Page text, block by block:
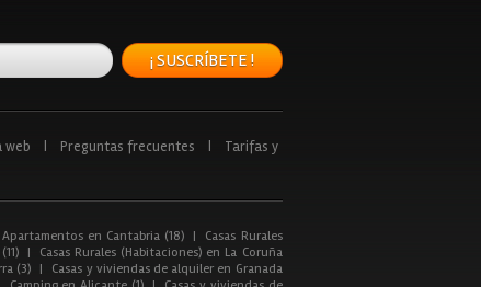
¡ SUSCRÍBETE !
web Preguntas frecuentes
Tarifas y
Apartamentos en Cantabria (18) |
Casas Rurales
|
Casas Rurales (Habitaciones) en La Coruña
(3) |
Casas y viviendas de alquiler en Granada